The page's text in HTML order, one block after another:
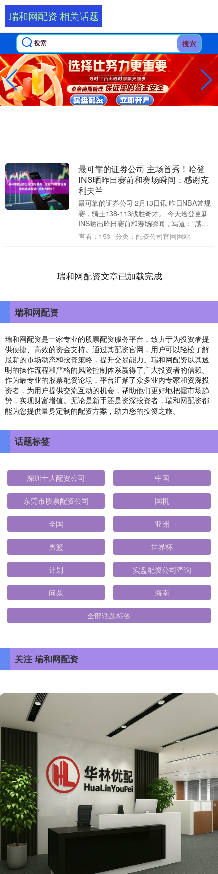
搜索
瑞和网配资 相关话题
最可靠的证券公司 主场首秀！哈登
INS晒昨日赛前和赛场瞬间：感谢克
利夫兰
最可靠的证券公司 2月13日讯 昨日NBA常规
赛，骑士138-113战胜奇才。 今天哈登更新
INS晒出昨日赛前和赛场瞬间，写道：“感谢
克利夫兰 #让大家都知道 ....
查看： 153 分类： 配资公司官网网站
瑞和网配资文章已加载完成
瑞和网配资
瑞和网配资是一家专业的股票配资服务平台，致力于为投资者提
供便捷、高效的资金支持。通过其配资官网，用户可以轻松了解
最新的市场动态和投资策略，提升交易能力。瑞和网配资以其透
明的操作流程和严格的风险控制体系赢得了广大投资者的信赖。
作为最专业的股票配资论坛，平台汇聚了众多业内专家和资深投
资者，为用户提供交流互动的机会，帮助他们更好地把握市场趋
势，实现财富增值。无论是新手还是资深投资者，瑞和网配资都
能为您提供量身定制的配资方案，助力您的投资之旅。
话题标签
深圳十大配资公司 中国
东莞市股票配资公司 国机
全国 亚洲
男篮 世界杯
计划 实盘配资公司查询
问题 海南
全部话题标签
关注 瑞和网配资